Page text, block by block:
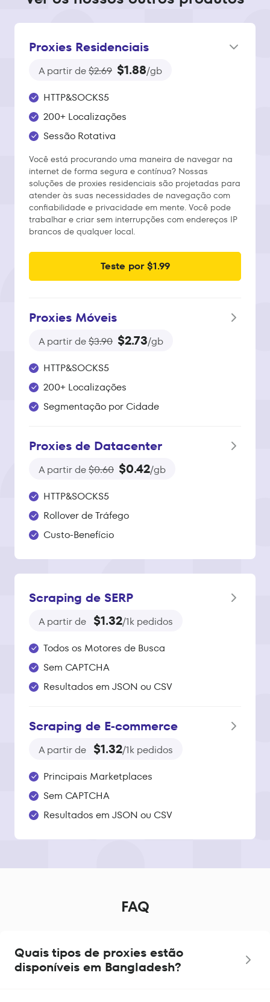
Proxies Residenciais
A partir de$2.69 $1.88/gb
HTTP&SOCKS5
200+ Localizações
Sessão Rotativa
Você está procurando uma maneira de navegar na
internet de forma segura e contínua? Nossas
soluções de proxies residenciais são projetadas para
atender às suas necessidades de navegação com
confiabilidade e privacidade em mente. Você pode
trabalhar e criar sem interrupções com endereços IP
brancos de qualquer local.
Teste por $1.99
Proxies Móveis
A partir de$3.90 $2.73/gb
HTTP&SOCKS5
200+ Localizações
Segmentação por Cidade
Proxies de Datacenter
A partir de$0.60 $0.42/gb
HTTP&SOCKS5
Rollover de Tráfego
Custo-Benefício
Scraping de SERP
A partir de $1.32/1k pedidos
Todos os Motores de Busca
Sem CAPTCHA
Resultados em JSON ou CSV
Scraping de E‑commerce
A partir de $1.32/1k pedidos
Principais Marketplaces
Sem CAPTCHA
Resultados em JSON ou CSV
FAQ
Quais tipos de proxies estão
disponíveis em Bangladesh?